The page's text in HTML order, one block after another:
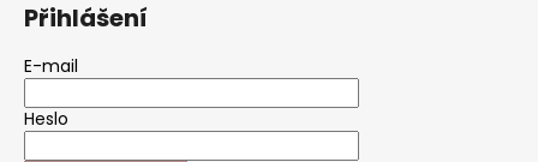
Přihlášení
E-mail
Heslo